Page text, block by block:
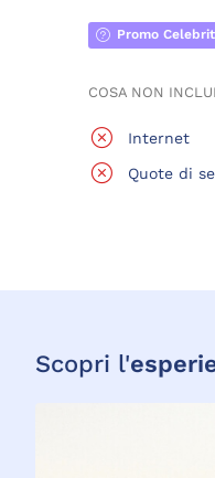
Promo
COSA NON
Internet
Quote di
Scopri l'